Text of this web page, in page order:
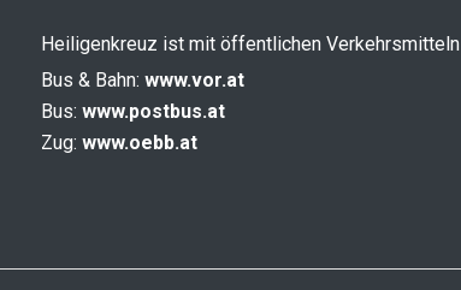
Heiligenkreuz ist mit öffentlichen
Bus & Bahn: www.vor.at
Bus: www.postbus.at
Zug: www.oebb.at